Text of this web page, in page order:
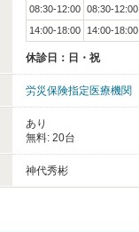
08:30-12:00 08:30-12:00
14:00-18:00
14:00-18:00
休診日：日・祝
労災保険指定医療機関
あり
無料: 20台
神代秀彬